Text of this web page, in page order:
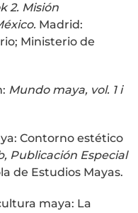
2. Misión
Madrid:
Ministerio de
Mundo maya, vol. 1 i
Contorno estético
Publicación Especial
de Estudios Mayas.
maya: La